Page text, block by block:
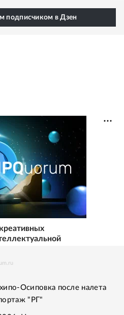
подписчиком в Дзен
Осиповка после налета
"РГ"